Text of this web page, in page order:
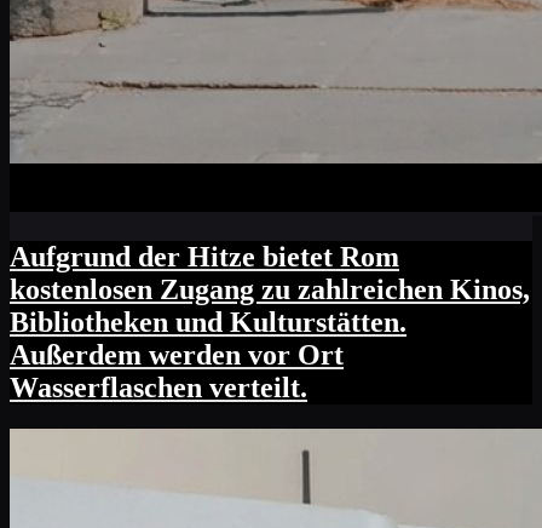
Aufgrund der Hitze bietet Rom
kostenlosen Zugang zu zahlreichen Kinos,
Bibliotheken und Kulturstätten.
Außerdem werden vor Ort
Wasserflaschen verteilt.